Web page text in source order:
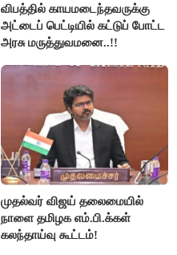
விபத்தில் காயமடைந்தவருக்கு
அட்டைப் பெட்டியில் கட்டுப் போட்ட
அரசு மருத்துவமனை..!!
முதல்வர் விஜய் தலைமையில்
நாளை தமிழக எம்.பி.க்கள்
கலந்தாய்வு கூட்டம்!